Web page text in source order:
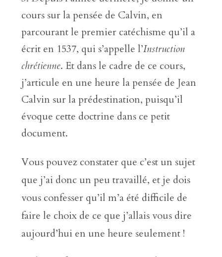
cours sur la pensée de Calvin, en
parcourant le premier catéchisme qu’il a
écrit en 1537, qui s’appelle l’Instruction
chrétienne. Et dans le cadre de ce cours,
j’articule en une heure la pensée de Jean
Calvin sur la prédestination, puisqu’il
évoque cette doctrine dans ce petit
document.
Vous pouvez constater que c’est un sujet
que j’ai donc un peu travaillé, et je dois
vous confesser qu’il m’a été difficile de
faire le choix de ce que j’allais vous dire
aujourd’hui en une heure seulement !